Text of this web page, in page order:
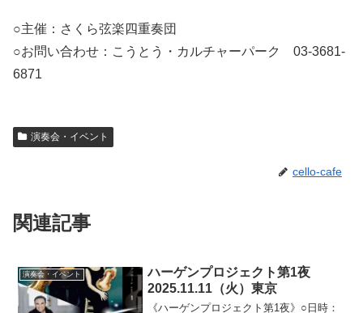
○主催：さくら弦楽四重奏団
○お問い合わせ：こうとう・カルチャーパーク 03-3681-
6871
演奏会・イベント
cello-cafe
関連記事
演奏会・イベント
ハーゲンプロジェクト第1夜
2025.11.11（火）東京
《ハーゲンプロジェクト第1夜》○日時：